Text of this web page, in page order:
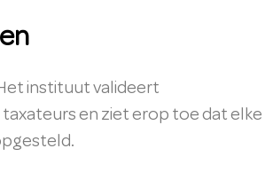
instituut valideert
en ziet erop toe dat elke